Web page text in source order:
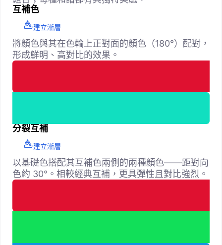
互補色
建立漸層
將顏色與其在色輪上正對面的顏色（180°）配對，
形成鮮明、高對比的效果。
分裂互補
建立漸層
以基礎色搭配其互補色兩側的兩種顏色——距對向
色約 30°。相較經典互補，更具彈性且對比強烈。